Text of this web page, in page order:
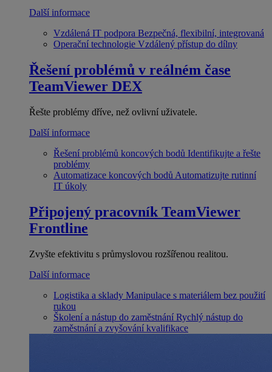
Další informace
Vzdálená IT podpora Bezpečná, flexibilní, integrovaná
Operační technologie Vzdálený přístup do dílny
Řešení problémů v reálném čase
TeamViewer DEX
Řešte problémy dříve, než ovlivní uživatele.
Další informace
Řešení problémů koncových bodů Identifikujte a řešte
problémy
Automatizace koncových bodů Automatizujte rutinní
IT úkoly
Připojený pracovník TeamViewer
Frontline
Zvyšte efektivitu s průmyslovou rozšířenou realitou.
Další informace
Logistika a sklady Manipulace s materiálem bez použití
rukou
Školení a nástup do zaměstnání Rychlý nástup do
zaměstnání a zvyšování kvalifikace